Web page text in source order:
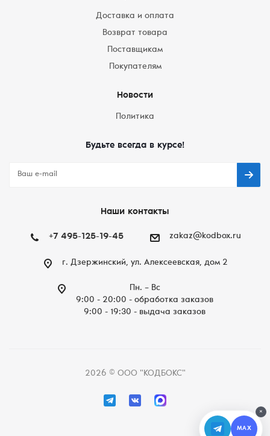
Доставка и оплата
Возврат товара
Поставщикам
Покупателям
Новости
Политика
Будьте всегда в курсе!
Наши контакты
+7 495-125-19-45 zakaz@kodbox.ru
г. Дзержинский, ул. Алексеевская, дом 2
Пн. – Вc
9:00 - 20:00 - обработка заказов
9:00 - 19:30 - выдача заказов
2026 © ООО "КОДБОКС"
×
MAX